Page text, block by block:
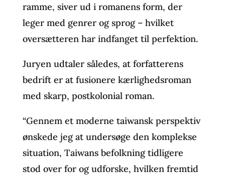
ramme, siver ud i romanens form, der
leger med genrer og sprog – hvilket
oversætteren har indfanget til perfektion.
Juryen udtaler således, at forfatterens
bedrift er at fusionere kærlighedsroman
med skarp, postkolonial roman.
“Gennem et moderne taiwansk perspektiv
ønskede jeg at undersøge den komplekse
situation, Taiwans befolkning tidligere
stod over for og udforske, hvilken fremtid